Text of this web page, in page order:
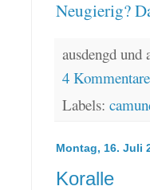
Neugierig?
ausdengd
4
Labels:
Montag, 16. Juli
Koralle